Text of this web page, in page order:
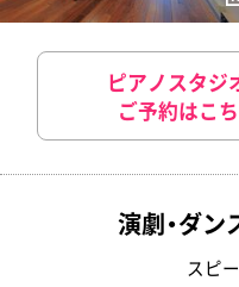
ピアノスタジ
ご予約はこ
演劇・ダ
スピ